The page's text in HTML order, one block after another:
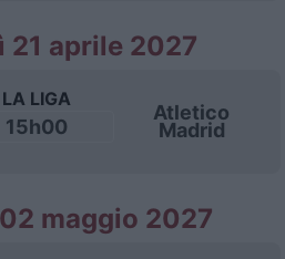
21 aprile 2027
LA LIGA
15h00
Atletico
Madrid
maggio 2027